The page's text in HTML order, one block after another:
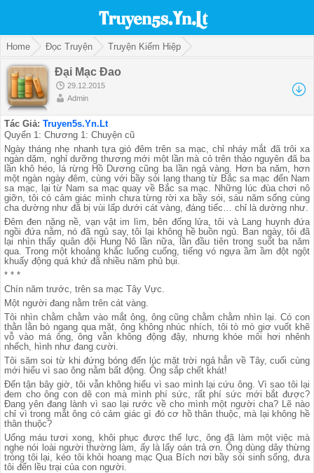
Home Đọc Truyện Truyện Kiếm Hiệp
Đại Mạc Đao
29.12.2015
Admin
Tác Giả: Truyen5s.Yn.Lt
Quyển 1: Chương 1: Chuyện cũ
Ngày tháng nhẹ nhanh tựa gió đêm trên sa mạc, chỉ nháy mắt đã trôi xa
ngàn dặm, nghỉ dưỡng thương mới một lần mà cỏ trên thảo nguyên đã ba
lần khô héo, lá rừng Hồ Dương cũng ba lần ngả vàng. Hơn ba năm, hơn
một ngàn ngày đêm, cùng với bầy sói lang thang từ Bắc sa mạc đến Nam
sa mạc, lại từ Nam sa mạc quay về Bắc sa mạc. Những lúc đùa chơi nô
giỡn, tôi có cảm giác mình chưa từng rời xa bầy sói, sáu năm sống cùng
cha dường như đã bị vùi lấp dưới cát vàng, đáng tiếc… chỉ là dường như.
Đêm đen nặng nề, vạn vật im lìm, bên đống lửa, tôi và Lang huynh đứa
ngồi đứa nằm, nó đã ngủ say, tôi lại không hề buồn ngủ. Ban ngày, tôi đã
lại nhìn thấy quân đội Hung Nô lần nữa, lần đầu tiên trong suốt ba năm
qua. Trong một khoảng khắc luống cuống, tiếng vó ngựa ầm ầm đột ngột
khuấy động quá khứ đã nhiều năm phủ bụi.
* * *
Chín năm trước, trên sa mạc Tây Vực.
Một người đang nằm trên cát vàng.
Tôi nhìn chằm chằm vào mắt ông, ông cũng chằm chằm nhìn lại. Có con
thằn lằn bò ngang qua mặt, ông không nhúc nhích, tôi tò mò giơ vuốt khẽ
vỗ vào má ông, ông vẫn không động đậy, nhưng khóe môi hơi nhênh
nhếch, hình như đang cười.
Tôi săm soi từ khi đứng bóng đến lúc mặt trời ngả hẳn về Tây, cuối cùng
mới hiểu vì sao ông nằm bất động. Ông sắp chết khát!
Đến tận bây giờ, tôi vẫn không hiểu vì sao mình lại cứu ông. Vì sao tôi lại
đem cho ông con dê con mà mình phí sức, rất phí sức mới bắt được?
Đang yên đang lành vì sao lại rước về cho mình một người cha? Lẽ nào
chỉ vì trong mắt ông có cảm giác gì đó cơ hồ thân thuộc, mà lại không hề
thân thuộc?
Uống máu tươi xong, khôi phục được thể lực, ông đã làm một việc mà
nghe nói loài người thường làm, ấy là lấy oán trả ơn. Ông dùng dây thừng
tròng tôi lại, kéo tôi khỏi hoang mạc Qua Bích nơi bầy sói sinh sống, đưa
tôi đến lều trại của con người.